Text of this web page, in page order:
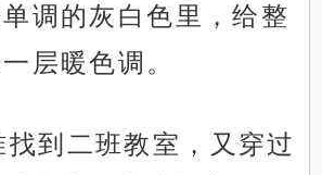
调的灰白色里，给整
层暖色调。
找到二班教室，又穿过